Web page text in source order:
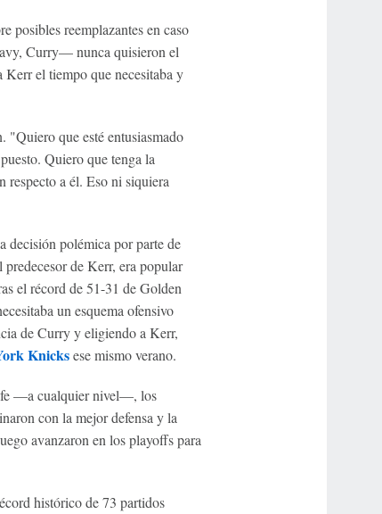
posibles reemplazantes en caso
Curry— nunca quisieron el
Kerr el tiempo que necesitaba y
que esté entusiasmado
Quiero que tenga la
respecto a él. Eso ni siquiera
decisión polémica por parte de
de Kerr, era popular
el récord de 51-31 de Golden
un esquema ofensivo
de Curry y eligiendo a Kerr,
Knicks ese mismo verano.
—a cualquier nivel—, los
con la mejor defensa y la
avanzaron en los playoffs para
histórico de 73 partidos